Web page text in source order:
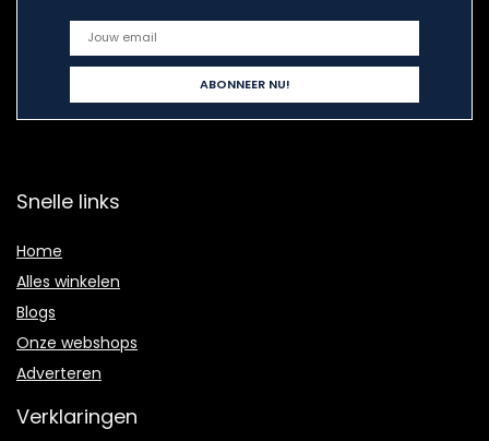
Snelle links
Home
Alles winkelen
Blogs
Onze webshops
Adverteren
Verklaringen